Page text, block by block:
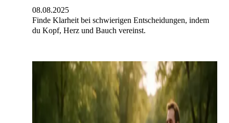
08.08.2025
Finde Klarheit bei schwierigen Entscheidungen, indem
du Kopf, Herz und Bauch vereinst.